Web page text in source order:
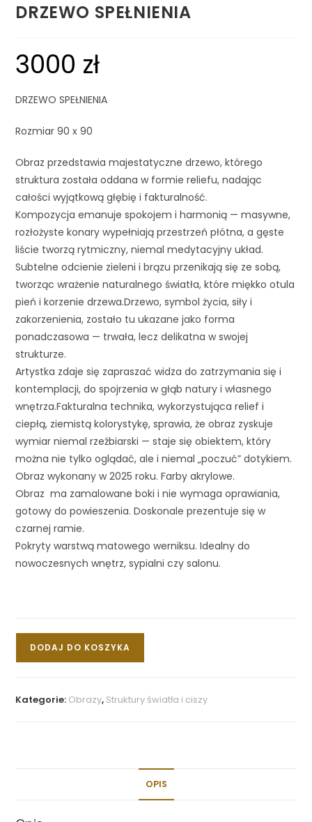
DRZEWO SPEŁNIENIA
3000 zł
DRZEWO SPEŁNIENIA
Rozmiar 90 x 90
Obraz przedstawia majestatyczne drzewo, którego
struktura została oddana w formie reliefu, nadając
całości wyjątkową głębię i fakturalność.
Kompozycja emanuje spokojem i harmonią — masywne,
rozłożyste konary wypełniają przestrzeń płótna, a gęste
liście tworzą rytmiczny, niemal medytacyjny układ.
Subtelne odcienie zieleni i brązu przenikają się ze sobą,
tworząc wrażenie naturalnego światła, które miękko otula
pień i korzenie drzewa.Drzewo, symbol życia, siły i
zakorzenienia, zostało tu ukazane jako forma
ponadczasowa — trwała, lecz delikatna w swojej
strukturze.
Artystka zdaje się zapraszać widza do zatrzymania się i
kontemplacji, do spojrzenia w głąb natury i własnego
wnętrza.Fakturalna technika, wykorzystująca relief i
ciepłą, ziemistą kolorystykę, sprawia, że obraz zyskuje
wymiar niemal rzeźbiarski — staje się obiektem, który
można nie tylko oglądać, ale i niemal „poczuć” dotykiem.
Obraz wykonany w 2025 roku. Farby akrylowe.
Obraz ma zamalowane boki i nie wymaga oprawiania,
gotowy do powieszenia. Doskonale prezentuje się w
czarnej ramie.
Pokryty warstwą matowego werniksu. Idealny do
nowoczesnych wnętrz, sypialni czy salonu.
DODAJ DO KOSZYKA
Kategorie: Obrazy, Struktury światła i ciszy
OPIS